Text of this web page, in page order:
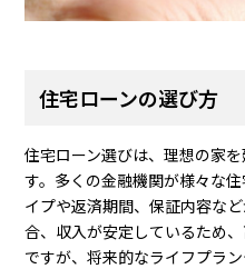
住宅ローンの選び方
住宅ローン選びは、理想の家
す。多くの金融機関が様々な
イプや返済期間、保証内容な
合、収入が安定しているため
ですが、将来的なライフプラ